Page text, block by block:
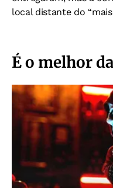
local distante do “mais
É o melhor